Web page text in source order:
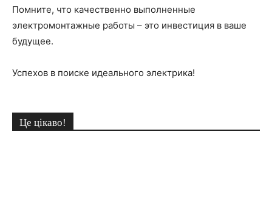
Помните, что качественно выполненные
электромонтажные работы – это инвестиция в ваше
будущее.
Успехов в поиске идеального электрика!
Це цікаво!